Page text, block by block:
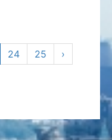
24 25
›